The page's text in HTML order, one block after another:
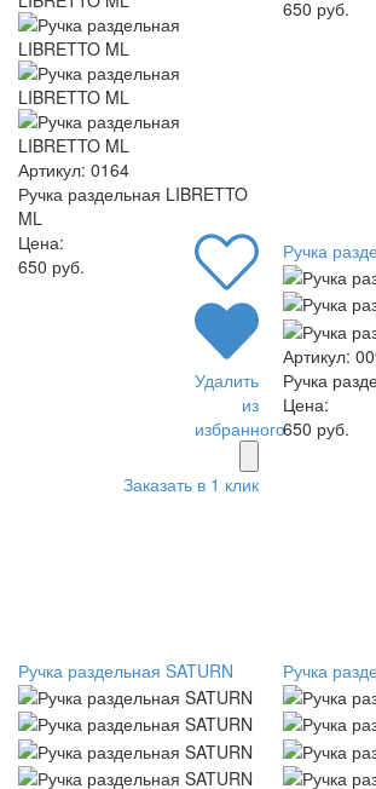
Артикул: 0164
Ручка раздельная LIBRETTO
ML
Цена:
650 руб.
Удалить
из
избранного
Заказать в 1 клик
650 руб.
Ручка
Артикул:
Ручка
Цена:
650 руб.
Ручка раздельная SATURN
Ручка